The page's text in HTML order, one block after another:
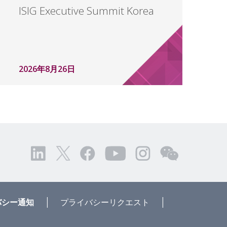
ISIG Executive Summit Korea
2026年8月26日
ー通知 | プライバシーリクエスト |